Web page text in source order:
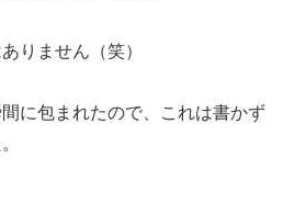
りません（笑）
に包まれたので、これは書かず